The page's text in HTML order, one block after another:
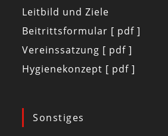
Leitbild und Ziele
Beitrittsformular [ pdf ]
Vereinssatzung [ pdf ]
Hygienekonzept [ pdf ]
Sonstiges